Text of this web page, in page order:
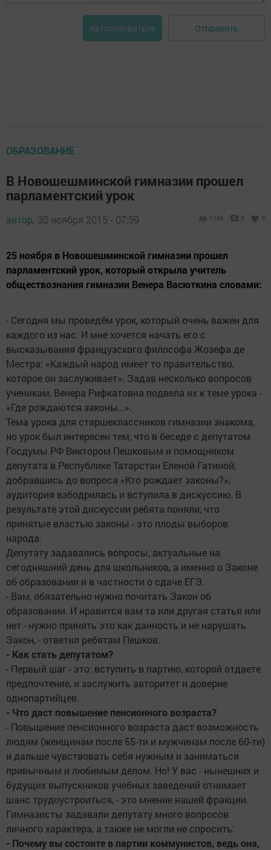
Авторизоваться Отправить
ОБРАЗОВАНИЕ
В Новошешминской гимназии прошел
парламентский урок
автор, 30 ноября 2015 - 07:59 1136 0 0
25 ноября в Новошешминской гимназии прошел
парламентский урок, который открыла учитель
обществознания гимназии Венера Васюткина словами:
- Сегодня мы проведём урок, который очень важен для
каждого из нас. И мне хочется начать его с
высказывания французского философа Жозефа де
Местра: «Каждый народ имеет то правительство,
которое он зaслуживaет». Задав несколько вопросов
ученикам, Венера Рифкатовна подвела их к теме урока -
«Где рождаются законы…».
Тема урока для старшеклассников гимназии знакома,
но урок был интересен тем, что в беседе с депутатом
Госдумы РФ Виктором Пешковым и помощником
депутата в Республике Татарстан Еленой Гатиной,
добравшись до вопроса «Кто рождает законы?»,
аудитория взбодрилась и вступила в дискуссию. В
результате этой дискуссии ребята поняли, что
принятые властью законы - это плоды выборов
народа.
Депутату задавались вопросы, актуальные на
сегодняшний день для школьников, а именно о Законе
об образовании и в частности о сдаче ЕГЭ.
- Вам, обязательно нужно почитать Закон об
образовании. И нравится вам та или другая статья или
нет - нужно принять это как данность и не нарушать
Закон, - ответил ребятам Пешков.
- Как стать депутатом?
- Первый шаг - это: вступить в партию, которой отдаете
предпочтение, и заслужить авторитет и доверие
однопартийцев.
- Что даст повышение пенсионного возраста?
- Повышение пенсионного возраста даст возможность
людям (женщинам после 55-ти и мужчинам после 60-ти)
и дальше чувствовать себя нужным и заниматься
привычным и любимым делом. Но! У вас - нынешних и
будущих выпускников учебных заведений отнимает
шанс трудоустроиться, - это мнение нашей фракции.
Гимназисты задавали депутату много вопросов
личного характера, а также не могли не спросить:
- Почему вы состоите в партии коммунистов, ведь она,